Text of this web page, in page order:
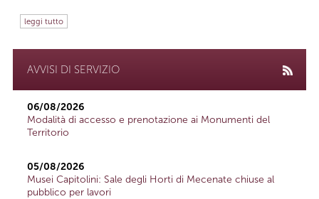
leggi tutto
AVVISI DI SERVIZIO
06/08/2026
Modalità di accesso e prenotazione ai Monumenti del
Territorio
05/08/2026
Musei Capitolini: Sale degli Horti di Mecenate chiuse al
pubblico per lavori